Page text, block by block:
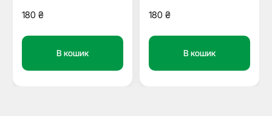
180 ₴
В кошик
180 ₴
В кошик